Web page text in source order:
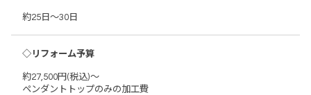
約25日～30日
◇リフォーム予算
約27,500円(税込)～
ペンダントトップのみの加工費